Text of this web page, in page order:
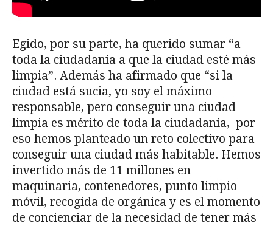
Egido, por su parte, ha querido sumar “a
toda la ciudadanía a que la ciudad esté más
limpia”. Además ha afirmado que “si la
ciudad está sucia, yo soy el máximo
responsable, pero conseguir una ciudad
limpia es mérito de toda la ciudadanía, por
eso hemos planteado un reto colectivo para
conseguir una ciudad más habitable. Hemos
invertido más de 11 millones en
maquinaria, contenedores, punto limpio
móvil, recogida de orgánica y es el momento
de concienciar de la necesidad de tener más